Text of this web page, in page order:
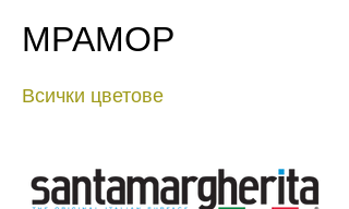
Всички цветове
МРАМОР